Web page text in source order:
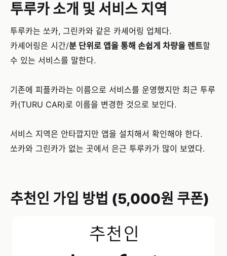
투루카 소개 및 서비스 지역
투루카는 쏘카, 그린카와 같은 카셰어링 업체다.
카셰어링은 시간/분 단위로 앱을 통해 손쉽게 차량을 렌트할
수 있는 서비스를 말한다.
기존에 피플카라는 이름으로 서비스를 운영했지만 최근 투루
카(TURU CAR)로 이름을 변경한 것으로 보인다.
서비스 지역은 안타깝지만 앱을 설치해서 확인해야 한다.
쏘카와 그린카가 없는 곳에서 은근 투루카가 많이 보였다.
추천인 가입 방법 (5,000원 쿠폰)